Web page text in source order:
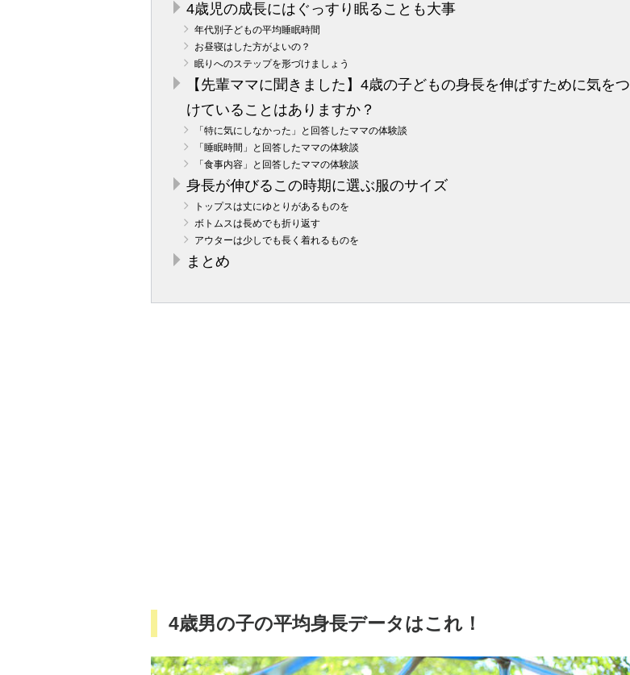
4歳児の成長にはぐっすり眠ることも大事
年代別子どもの平均睡眠時間
お昼寝はした方がよいの？
眠りへのステップを形づけましょう
【先輩ママに聞きました】4歳の子どもの身長を伸ばすために気をつ
けていることはありますか？
「特に気にしなかった」と回答したママの体験談
「睡眠時間」と回答したママの体験談
「食事内容」と回答したママの体験談
身長が伸びるこの時期に選ぶ服のサイズ
トップスは丈にゆとりがあるものを
ボトムスは長めでも折り返す
アウターは少しでも長く着れるものを
まとめ
4歳男の子の平均身長データはこれ！